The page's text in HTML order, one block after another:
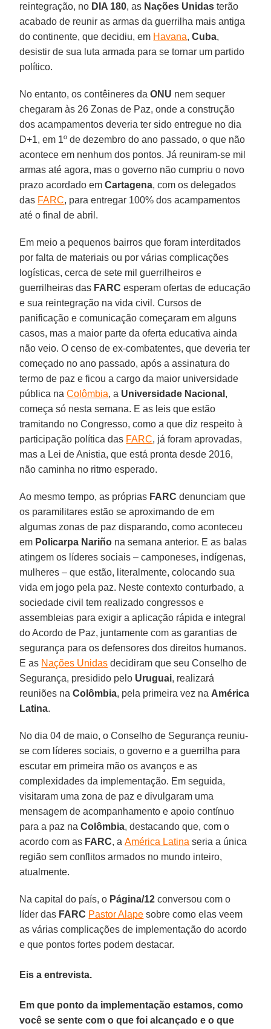
reintegração, no DIA 180, as Nações Unidas terão
acabado de reunir as armas da guerrilha mais antiga
do continente, que decidiu, em Havana,Cuba,
desistir de sua luta armada para se tornar um partido
político.
No entanto, os contêineres daONU nem sequer
chegaram às 26 Zonas de Paz, onde a construção
dos acampamentos deveria ter sido entregue no dia
D+1, em 1º de dezembro do ano passado, o que não
acontece em nenhum dos pontos. Já reuniram-se mil
armas até agora, mas o governo não cumpriu o novo
prazo acordado emCartagena, com os delegados
das FARC, para entregar 100% dos acampamentos
até o final de abril.
Em meio a pequenos bairros que foram interditados
por falta de materiais ou por várias complicações
logísticas, cerca de sete mil guerrilheiros e
guerrilheiras das FARC esperam ofertas de educação
e sua reintegração na vida civil. Cursos de
panificação e comunicação começaram em alguns
casos, mas a maior parte da oferta educativa ainda
não veio. O censo de ex-combatentes, que deveria ter
começado no ano passado, após a assinatura do
termo de paz e ficou a cargo da maior universidade
pública naColômbia, a Universidade Nacional ,
começa só nesta semana. E as leis que estão
tramitando no Congresso, como a que diz respeito à
participação política das FARC, já foram aprovadas,
mas a Lei de Anistia, que está pronta desde 2016,
não caminha no ritmo esperado.
Ao mesmo tempo, as próprias FARC denunciam que
os paramilitares estão se aproximando de em
algumas zonas de paz disparando, como aconteceu
em Policarpa Nariño na semana anterior. E as balas
atingem os líderes sociais – camponeses, indígenas,
mulheres – que estão, literalmente, colocando sua
vida em jogo pela paz. Neste contexto conturbado, a
sociedade civil tem realizado congressos e
assembleias para exigir a aplicação rápida e integral
do Acordo de Paz, juntamente com as garantias de
segurança para os defensores dos direitos humanos.
E as Nações Unidas decidiram que seu Conselho de
Segurança, presidido pelo Uruguai, realizará
reuniões naColômbia, pela primeira vez na América
Latina.
No dia 04 de maio, o Conselho de Segurança reuniu-
se com líderes sociais, o governo e a guerrilha para
escutar em primeira mão os avanços e as
complexidades da implementação. Em seguida,
visitaram uma zona de paz e divulgaram uma
mensagem de acompanhamento e apoio contínuo
para a paz naColômbia, destacando que, com o
acordo com as FARC, a América Latina seria a única
região sem conflitos armados no mundo inteiro,
atualmente.
Na capital do país, o Página/12 conversou com o
líder das FARC Pastor Alape sobre como elas veem
as várias complicações de implementação do acordo
e que pontos fortes podem destacar.
Eis a entrevista.
Em que ponto da implementação estamos, como
você se sente com o que foi alcançado e o que